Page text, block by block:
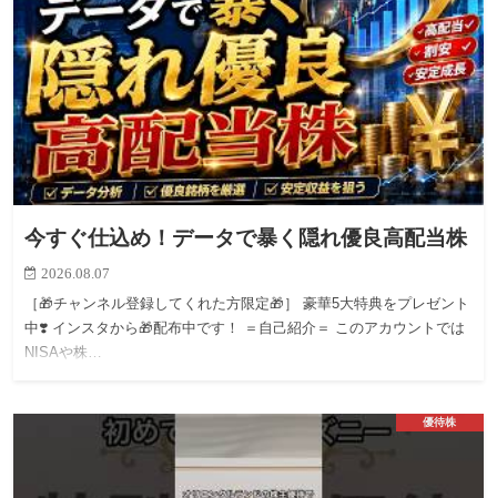
今すぐ仕込め！データで暴く隠れ優良高配当株
2026.08.07
［🎁チャンネル登録してくれた方限定🎁］ 豪華5大特典をプレゼント
中❣️ インスタから🎁配布中です！ ＝自己紹介＝ このアカウントでは
NISAや株…
優待株